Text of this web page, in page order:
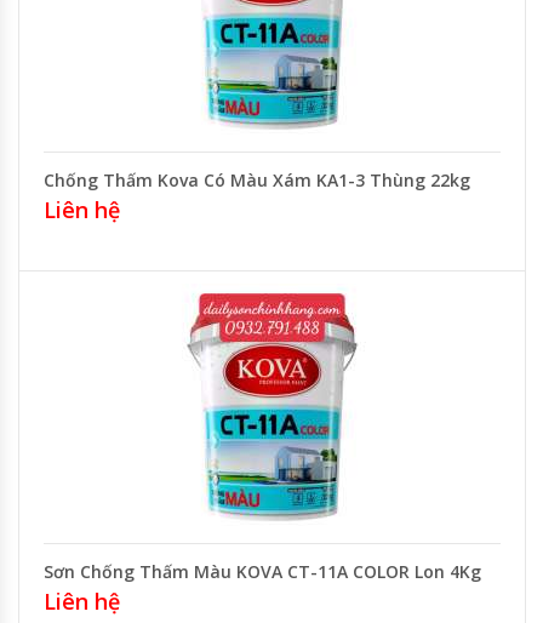
Chống Thấm Kova Có Màu Xám KA1-3 Thùng 22kg
Liên hệ
Sơn Chống Thấm Màu KOVA CT-11A COLOR Lon 4Kg
Liên hệ